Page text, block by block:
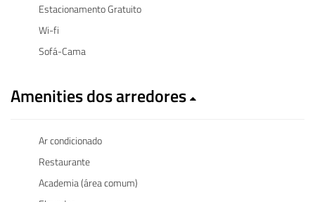
Estacionamento Gratuito
Wi-fi
Sofá-Cama
Amenities dos arredores
Ar condicionado
Restaurante
Academia (área comum)